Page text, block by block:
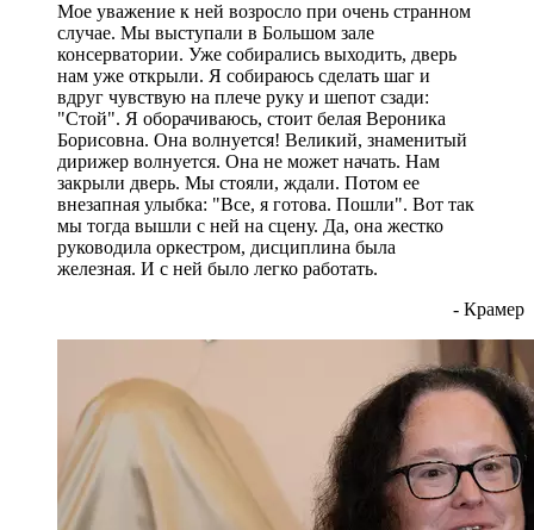
Мое уважение к ней возросло при очень странном
случае. Мы выступали в Большом зале
консерватории. Уже собирались выходить, дверь
нам уже открыли. Я собираюсь сделать шаг и
вдруг чувствую на плече руку и шепот сзади:
"Стой". Я оборачиваюсь, стоит белая Вероника
Борисовна. Она волнуется! Великий, знаменитый
дирижер волнуется. Она не может начать. Нам
закрыли дверь. Мы стояли, ждали. Потом ее
внезапная улыбка: "Все, я готова. Пошли". Вот так
мы тогда вышли с ней на сцену. Да, она жестко
руководила оркестром, дисциплина была
железная. И с ней было легко работать.
- Крамер